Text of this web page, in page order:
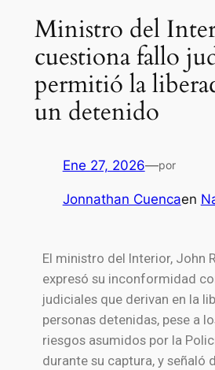
Ministro del
cuestiona fallo
permitió la
un detenido
Ene 27, 2026—por
Jonnathan Cuencaen
El ministro del Interior, John
expresó su inconformidad
judiciales que derivan en la
personas detenidas, pese a
riesgos asumidos por la
durante su captura, y señaló